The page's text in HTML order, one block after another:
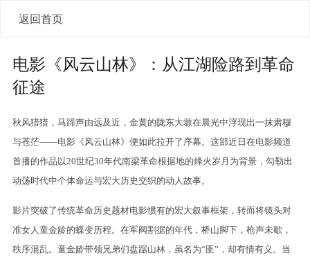
返回首页
电影《风云山林》：从江湖险路到革命
征途
秋风猎猎，马蹄声由远及近，金黄的陇东大塬在晨光中浮现出一抹肃穆
与苍茫——电影《风云山林》便如此拉开了序幕。这部近日在电影频道
首播的作品以20世纪30年代南梁革命根据地的烽火岁月为背景，勾勒出
动荡时代中个体命运与宏大历史交织的动人故事。
影片突破了传统革命历史题材电影惯有的宏大叙事框架，转而将镜头对
准女人童金龄的蝶变历程。在军阀割据的年代，桥山脚下，枪声未歇，
秩序混乱。童金龄带领兄弟们盘踞山林，虽名为“匪”，却有情有义。当